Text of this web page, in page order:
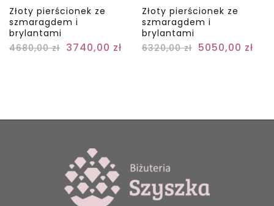
Złoty pierścionek ze
szmaragdem i
brylantami
4680,00zł 3740,00 zł
Złoty pierścionek ze
szmaragdem i
brylantami
6320,00zł 5050,00 zł